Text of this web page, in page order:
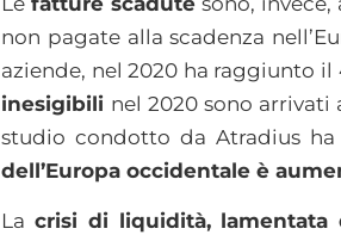
non pagate alla scadenza
aziende, nel 2020 ha raggiunto il
inesigibili nel 2020 sono arrivati
studio condotto da Atradius
dell’Europa occidentale è
La crisi di liquidità, lamentata